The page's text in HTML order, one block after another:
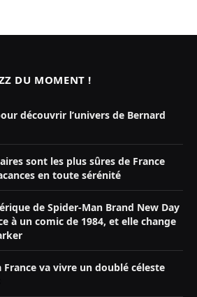
DU MOMENT !
découvrir l’univers de Bernard
sont les plus sûres de France
en toute sérénité
de Spider-Man Brand New Day
à un comic de 1984, et elle change
France va vivre un doublé céleste